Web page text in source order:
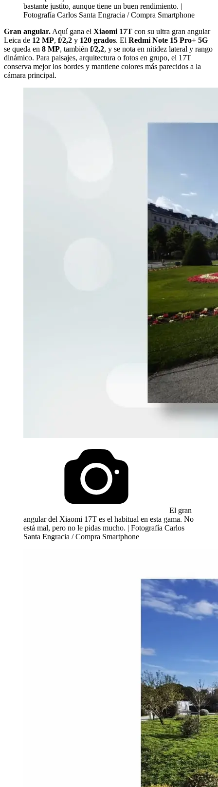
bastante justito, aunque tiene un buen rendimiento. |
Fotografía Carlos Santa Engracia / Compra Smartphone
Gran angular. Aquí gana el Xiaomi 17T con su ultra gran angular
Leica de 12 MP, f/2,2 y 120 grados. El Redmi Note 15 Pro+ 5G
se queda en 8 MP, también f/2,2, y se nota en nitidez lateral y rango
dinámico. Para paisajes, arquitectura o fotos en grupo, el 17T
conserva mejor los bordes y mantiene colores más parecidos a la
cámara principal.
El gran
angular del Xiaomi 17T es el habitual en esta gama. No
está mal, pero no le pidas mucho. | Fotografía Carlos
Santa Engracia / Compra Smartphone